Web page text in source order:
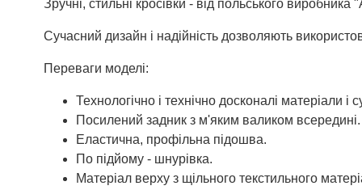
Зручні, стильні кросівки - від польського
Сучасний дизайн і надійність дозволяють
Переваги моделі:
Технологічно і технічно досконалі матеріали
Посилений задник з м'яким валиком всередині.
Еластична, профільна підошва.
По підйому - шнурівка.
Матеріал верху з щільного текстильного